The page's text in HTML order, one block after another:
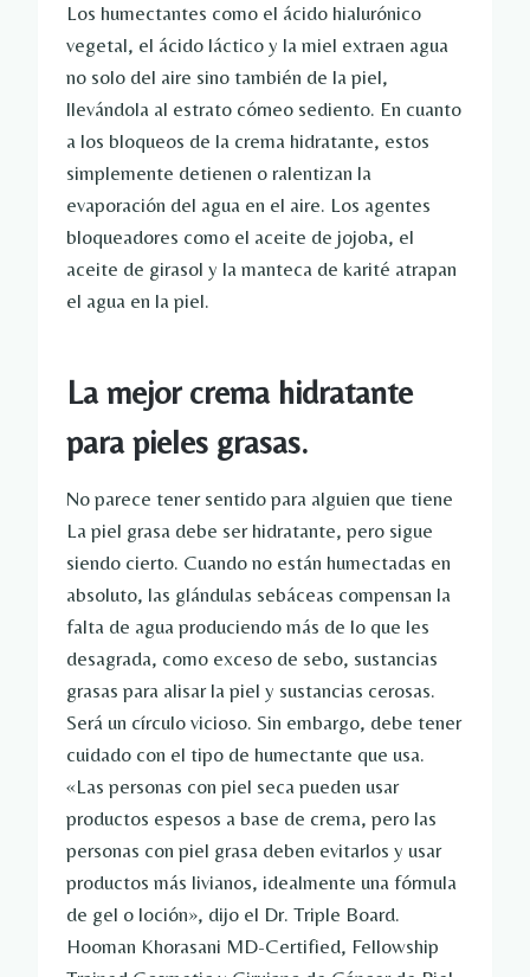
Los humectantes como el ácido hialurónico
vegetal, el ácido láctico y la miel extraen agua
no solo del aire sino también de la piel,
llevándola al estrato córneo sediento. En cuanto
a los bloqueos de la crema hidratante, estos
simplemente detienen o ralentizan la
evaporación del agua en el aire. Los agentes
bloqueadores como el aceite de jojoba, el
aceite de girasol y la manteca de karité atrapan
el agua en la piel.
La mejor crema hidratante
para pieles grasas.
No parece tener sentido para alguien que tiene
La piel grasa debe ser hidratante, pero sigue
siendo cierto. Cuando no están humectadas en
absoluto, las glándulas sebáceas compensan la
falta de agua produciendo más de lo que les
desagrada, como exceso de sebo, sustancias
grasas para alisar la piel y sustancias cerosas.
Será un círculo vicioso. Sin embargo, debe tener
cuidado con el tipo de humectante que usa.
«Las personas con piel seca pueden usar
productos espesos a base de crema, pero las
personas con piel grasa deben evitarlos y usar
productos más livianos, idealmente una fórmula
de gel o loción», dijo el Dr. Triple Board.
Hooman Khorasani MD-Certified, Fellowship